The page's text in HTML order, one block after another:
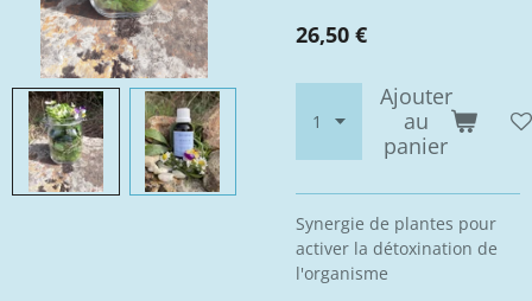
26,50 €
Ajouter
au
panier
Synergie de plantes pour
activer la détoxination de
l'organisme